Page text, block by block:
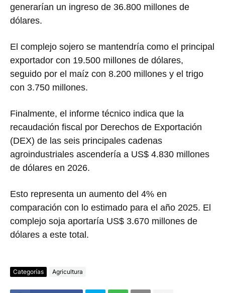
generarían un ingreso de 36.800 millones de
dólares.
El complejo sojero se mantendría como el principal
exportador con 19.500 millones de dólares,
seguido por el maíz con 8.200 millones y el trigo
con 3.750 millones.
Finalmente, el informe técnico indica que la
recaudación fiscal por Derechos de Exportación
(DEX) de las seis principales cadenas
agroindustriales ascendería a US$ 4.830 millones
de dólares en 2026.
Esto representa un aumento del 4% en
comparación con lo estimado para el año 2025. El
complejo soja aportaría US$ 3.670 millones de
dólares a este total.
Categorías Agricultura